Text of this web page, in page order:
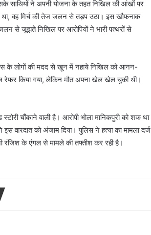
साथियों ने अपनी योजना के तहत निखिल की आंखों पर
था, वह मिर्च की तेज जलन से तड़प उठा। इस खौफनाक
जूझते निखिल पर आरोपियों ने भारी पत्थरों से
के लोगों की मदद से खून में नहाये निखिल को आनन-
रेफर किया गया, लेकिन मौत अपना खेल खेल चुकी थी।
चौंकाने वाली है। आरोपी भोला मानिकपुरी को शक था
वारदात को अंजाम दिया। पुलिस ने हत्या का मामला दर्ज
रंजिश के एंगल से मामले की तफ्तीश कर रही है।